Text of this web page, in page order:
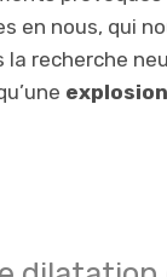
en nous, qui
recherche